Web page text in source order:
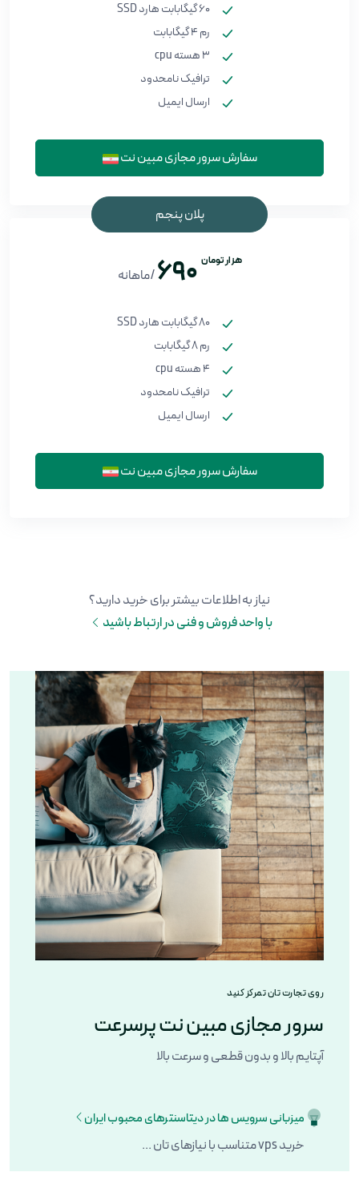
60 گیگابابت هارد SSD
رم 4 گیگابابت
3 هسته cpu
ترافیک نامحدود
ارسال ایمیل
سفارش سرور مجازی مبین نت
پلان پنجم
هزار تومان 690/ماهانه
80 گیگابابت هارد SSD
رم 8 گیگابابت
4 هسته cpu
ترافیک نامحدود
ارسال ایمیل
سفارش سرور مجازی مبین نت
نیاز به اطلاعات بیشتر برای خرید دارید؟
با واحد فروش و فنی در ارتباط باشید
روی تجارت تان تمرکز کنید
سرور مجازی مبین نت پرسرعت
آپتایم بالا و بدون قطعی و سرعت بالا
میزبانی سرویس ها در دیتاسنترهای محبوب ایران
خرید vps متناسب با نیازهای تان ...